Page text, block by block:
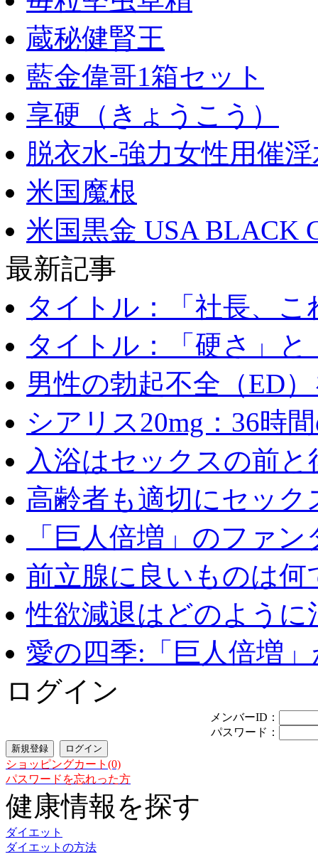
蔵秘健腎王
藍金偉哥1箱セット
享硬（きょうこう）
脱衣水-強力女性用催
米国魔根
米国黒金 USA BLACK
最新記事
タイトル：「社長、こ
タイトル：「硬さ」と
男性の勃起不全（ED
シアリス20mg：36時
入浴はセックスの前と
高齢者も適切にセック
「巨人倍増」のファ
前立腺に良いものは何
性欲減退はどのように
愛の四季:「巨人倍増
ログイン
メンバーID：
パスワード：
ショッピングカート(0)
パスワードを忘れった方
健康情報を探す
ダイエット
ダイエットの方法